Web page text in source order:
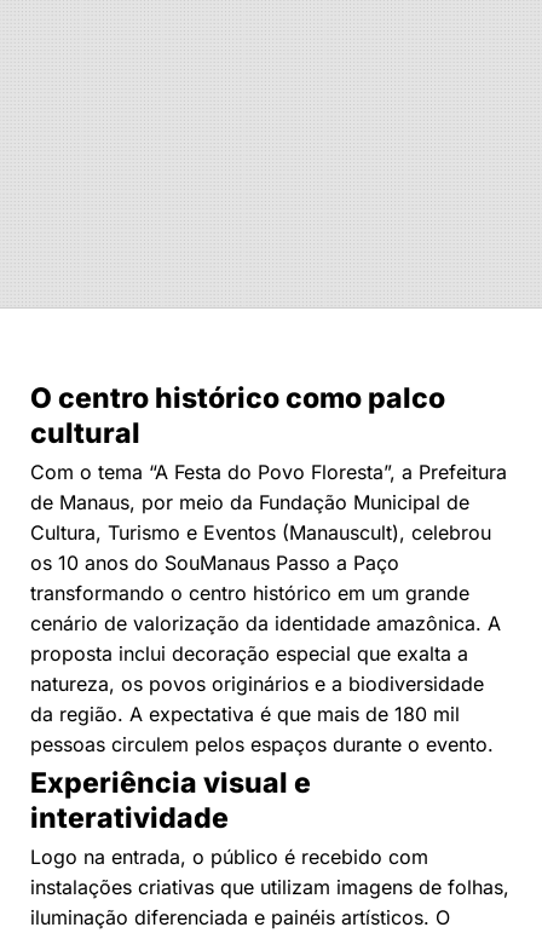
O centro histórico como palco
cultural
Com o tema “A Festa do Povo Floresta”, a Prefeitura
de Manaus, por meio da Fundação Municipal de
Cultura, Turismo e Eventos (Manauscult), celebrou
os 10 anos do SouManaus Passo a Paço
transformando o centro histórico em um grande
cenário de valorização da identidade amazônica. A
proposta inclui decoração especial que exalta a
natureza, os povos originários e a biodiversidade
da região. A expectativa é que mais de 180 mil
pessoas circulem pelos espaços durante o evento.
Experiência visual e
interatividade
Logo na entrada, o público é recebido com
instalações criativas que utilizam imagens de folhas,
iluminação diferenciada e painéis artísticos. O